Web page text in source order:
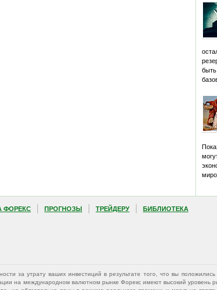
ФОРЕКС ПРОГНОЗЫ ТРЕЙДЕРУ БИБЛИОТЕКА
за утрату ваших инвестиций в результате того, что вы
на международном валютном рынке Форекс имеют высокий уровень